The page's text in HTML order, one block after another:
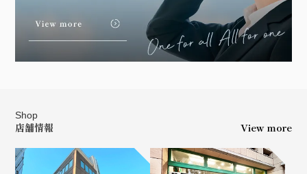
Shop
店舗情報 View more